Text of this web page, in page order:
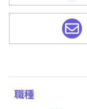
職種